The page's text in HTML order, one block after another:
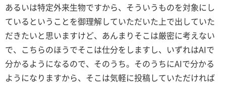
あるいは特定外来生物ですから、そういうものを対象にし
ているということを御理解していただいた上で出していた
だきたいと思いますけど、あんまりそこは厳密に考えない
で、こちらのほうでそこは仕分をしますし、いずれはAIで
分かるようになるので、そのうち。そのうちにAIで分かる
ようになりますから、そこは気軽に投稿していただければ